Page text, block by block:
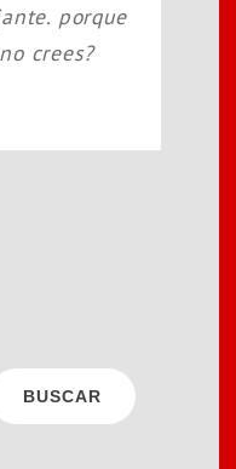
porque
crees?